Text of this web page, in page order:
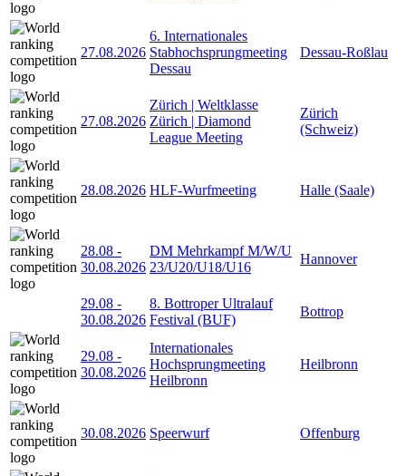
27.08.2026
6. Internationales
Stabhochsprungmeeting
Dessau
Dessau-Roßlau
27.08.2026
Zürich | Weltklasse
Zürich | Diamond
League Meeting
Zürich
(Schweiz)
28.08.2026 HLF-Wurfmeeting Halle (Saale)
28.08 -
30.08.2026
DM Mehrkampf M/W/U
23/U20/U18/U16
Hannover
29.08 -
30.08.2026
8. Bottroper Ultralauf
Festival (BUF)
Bottrop
29.08 -
30.08.2026
Internationales
Hochsprungmeeting
Heilbronn
Heilbronn
30.08.2026 Speerwurf Offenburg